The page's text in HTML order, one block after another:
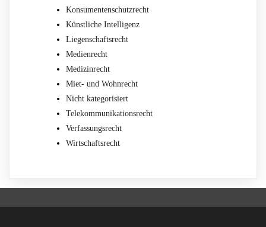
Konsumentenschutzrecht
Künstliche Intelligenz
Liegenschaftsrecht
Medienrecht
Medizinrecht
Miet- und Wohnrecht
Nicht kategorisiert
Telekommunikationsrecht
Verfassungsrecht
Wirtschaftsrecht